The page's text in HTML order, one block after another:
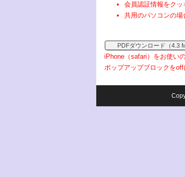
会員認証情報をクッ
共用のパソコンの場
PDFダウンロード（4.3
iPhone（safari）をお使い
ポップアップブロックをoff